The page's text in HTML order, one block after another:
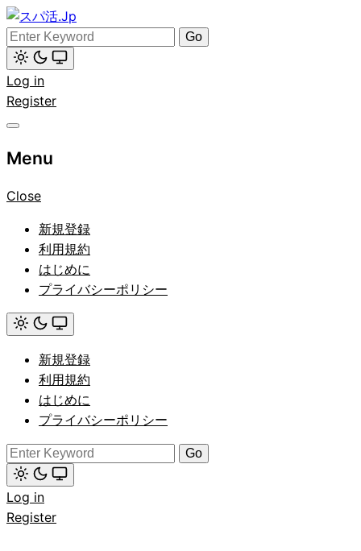
Skip
to
content
スパ活.Jp
Search
for:
Light
mode
(click
to
Log in
Register
Menu
Close
新規登録
利用規約
はじめに
プライバシーポリシー
Light
mode
(click
to
switch
to
dark)
新規登録
利用規約
はじめに
プライバシーポリシー
Search
for:
Light
mode
(click
to
Log in
Register